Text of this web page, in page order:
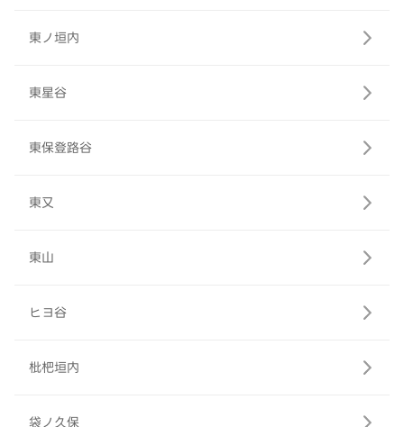
東ノ垣内
東星谷
東保登路谷
東又
東山
ヒヨ谷
枇杷垣内
袋ノ久保